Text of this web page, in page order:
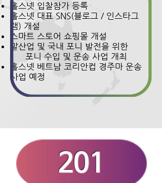
홀스넷 입찰참가 등록
홀스넷 대표 SNS(블로그 / 인스타그
램) 개설
스마트 스토어 쇼핑몰 개설
말산업 및 국내 포니 발전을 위한
포니 수입 및 운송 사업 개최
홀스넷 베트남 코리안컵 경주마 운송
사업 예정
201